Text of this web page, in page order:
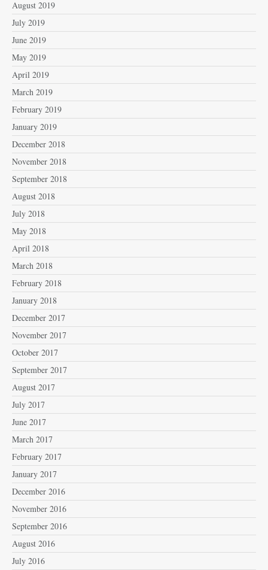
August 2019
July 2019
June 2019
May 2019
April 2019
March 2019
February 2019
January 2019
December 2018
November 2018
September 2018
August 2018
July 2018
May 2018
April 2018
March 2018
February 2018
January 2018
December 2017
November 2017
October 2017
September 2017
August 2017
July 2017
June 2017
March 2017
February 2017
January 2017
December 2016
November 2016
September 2016
August 2016
July 2016